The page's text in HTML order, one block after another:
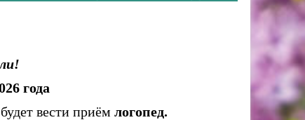
года
будет вести приём логопед.